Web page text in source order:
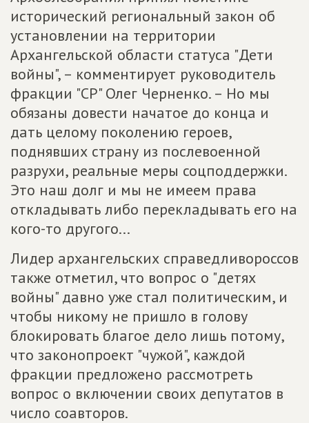
исторический региональный закон об
установлении на территории
Архангельской области статуса "Дети
войны", – комментирует руководитель
фракции "СР" Олег Черненко. – Но мы
обязаны довести начатое до конца и
дать целому поколению героев,
поднявших страну из послевоенной
разрухи, реальные меры соцподдержки.
Это наш долг и мы не имеем права
откладывать либо перекладывать его на
кого-то другого...
Лидер архангельских справедливороссов
также отметил, что вопрос о "детях
войны" давно уже стал политическим, и
чтобы никому не пришло в голову
блокировать благое дело лишь потому,
что законопроект "чужой", каждой
фракции предложено рассмотреть
вопрос о включении своих депутатов в
число соавторов.